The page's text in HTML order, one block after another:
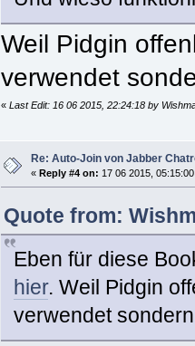
Weil Pidgin
verwendet
«Last Edit: 16 06 2015, 22:24:18 by
Re: Auto-Join von Jabber
« Reply #4 on: 17 06 2015,
Quote from:
Eben für diese
hier. Weil Pidgin
verwendet